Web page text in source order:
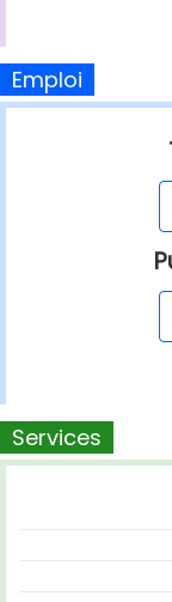
Emploi
Services